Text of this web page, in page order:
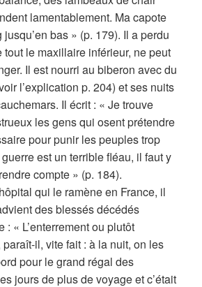
lamentablement. Ma capote
bas » (p. 179). Il a perdu
tout le maxillaire inférieur, ne peut
Il est nourri au biberon avec du
l’explication p. 204) et ses nuits
Il écrit : « Je trouve
les gens qui osent prétendre
pour punir les peuples trop
est un terrible fléau, il faut y
compte » (p. 184).
qui le ramène en France, il
des blessés décédés
: « L’enterrement ou plutôt
il, vite fait : à la nuit, on les
pour le grand régal des
jours de plus de voyage et c’était